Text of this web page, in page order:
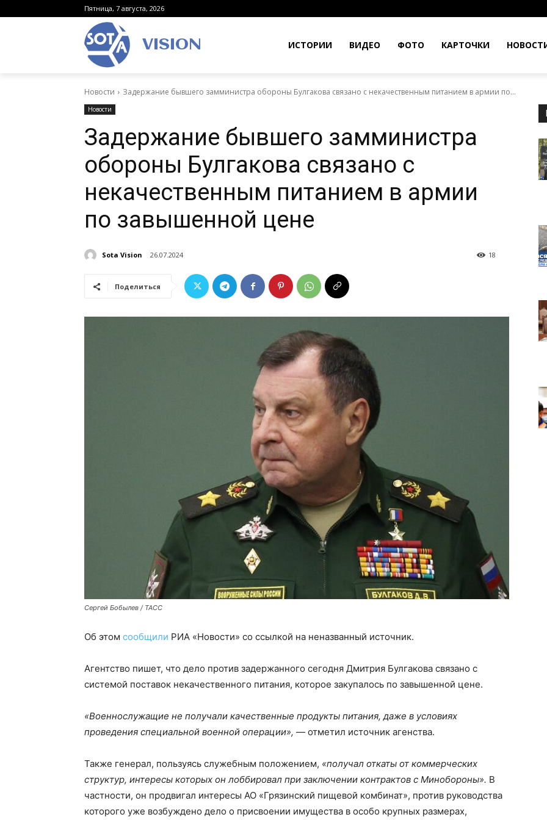
Пятница, 7 августа, 2026
VISION ИСТОРИИ ВИДЕО ФОТО КАРТОЧКИ
Новости Задержание бывшего замминистра обороны Булгакова связано с некачественным питанием в армии по...
Новости
Задержание бывшего замминистра
обороны Булгакова связано с
некачественным питанием в армии
по завышенной цене
Sota Vision 26.07.2024 18
Поделиться
Сергей Бобылев / ТАСС
Об этом сообщили РИА «Новости» со ссылкой на неназванный источник.
Агентство пишет, что дело против задержанного сегодня Дмитрия Булгакова связано с
системой поставок некачественного питания, которое закупалось по завышенной цене.
«Военнослужащие не получали качественные продукты питания, даже в условиях
проведения специальной военной операции», — отметил источник агенства.
Также генерал, пользуясь служебным положением, «получал откаты от коммерческих
структур, интересы которых он лоббировал при заключении контрактов с Минобороны». В
частности, он продвигал интересы АО «Грязинский пищевой комбинат», против руководства
которого уже возбуждено дело о присвоении имущества в особо крупных размерах,